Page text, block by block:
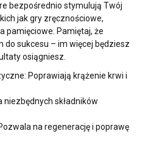
bezpośrednio stymulują Twój
jak gry zręcznościowe,
pamięciowe. Pamiętaj, że
do sukcesu – im więcej będziesz
osiągniesz.
Poprawiają krążenie krwi i
składników
na regenerację i poprawę